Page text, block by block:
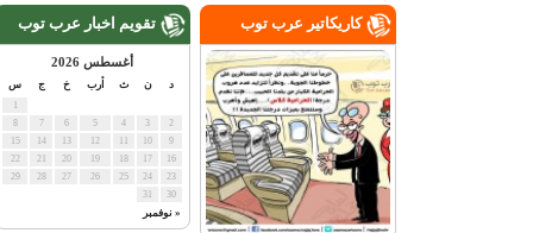
تقويم اخبار عرب توب
أغسطس 2026
أرب س
« نوفمبر
كاريكاتير عرب توب